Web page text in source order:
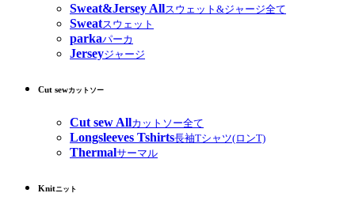
Sweat&Jersey Allスウェット&ジャージ全て
Sweatスウェット
parkaパーカ
Jerseyジャージ
Cut sewカットソー
Cut sew Allカットソー全て
Longsleeves Tshirts長袖Tシャツ(ロンT)
Thermalサーマル
Knitニット